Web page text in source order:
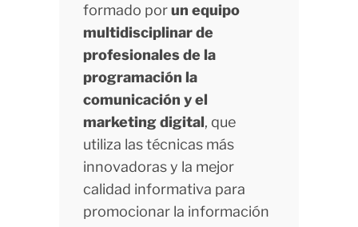
formado porun equipo
multidisciplinar de
profesionales de la
programación la
comunicación y el
marketing digital, que
utiliza las técnicas más
innovadoras y la mejor
calidad informativa para
promocionar la información